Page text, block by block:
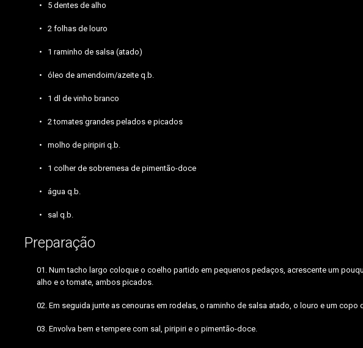
5 dentes de alho
2 folhas de louro
1 raminho de salsa (atado)
óleo de amendoim/azeite q.b.
1 dl de vinho branco
2 tomates grandes pelados e picados
molho de piripiri q.b.
1 colher de sobremesa de pimentão-doce
água q.b.
sal q.b.
Preparação
Num tacho largo coloque o coelho partido em pequenos pedaços, acrescente um
alho e o tomate, ambos picados.
Em seguida junte as cenouras em rodelas, o raminho de salsa atado, o louro e um copo
Envolva bem e tempere com sal, piripiri e o pimentão-doce.